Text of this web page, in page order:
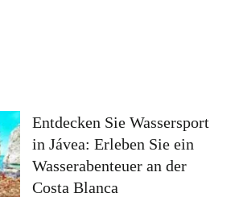
Entdecken Sie Wassersport
in Jávea: Erleben Sie ein
Wasserabenteuer an der
Costa Blanca